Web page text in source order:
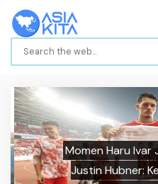
Momen Haru Ivar
Justin Hubner:
Previous